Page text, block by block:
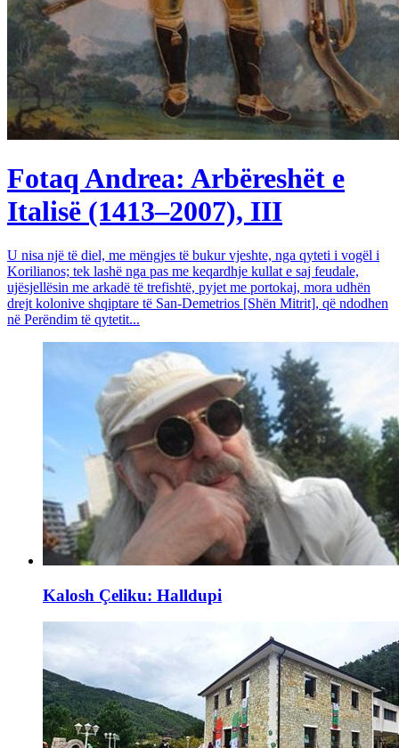
Fotaq Andrea: Arbëreshët e
Italisë (1413–2007), III
U nisa një të diel, me mëngjes të bukur vjeshte, nga qyteti i vogël i
Korilianos; tek lashë nga pas me keqardhje kullat e saj feudale,
ujësjellësin me arkadë të trefishtë, pyjet me portokaj, mora udhën
drejt kolonive shqiptare të San-Demetrios [Shën Mitrit], që ndodhen
në Perëndim të qytetit...
Kalosh Çeliku: Halldupi